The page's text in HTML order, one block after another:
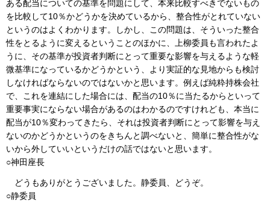
ある配当についての基準を問題にして、本来比較すべきでないもの
を比較して10％かどうかを決めているから、整合性がとれていない
というのはよくわかります。しかし、この問題は、そういった整合
性をとるように変えるということのほかに、上柳委員も言われたよ
うに、その基準が投資者判断にとって重要な影響を与えるような軽
微基準になっているかどうかという、より実証的な見地からも検討
しなければならないのではないかと思います。例えば純粋持株会社
で、これを連結にした場合には、配当の10％に当たるからといって
重要事実にならない場合があるのはわかるのですけれども、本当に
配当が10％変わってきたら、それは投資者判断にとって影響を与え
ないのかどうかというのをきちんと調べないと、簡単に整合性がな
いから外していいというだけの話ではないと思います。
○神田座長
どうもありがとうございました。静委員、どうぞ。
○静委員